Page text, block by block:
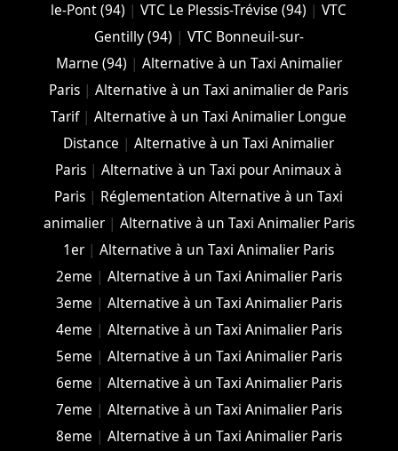
le-Pont (94) |VTC Le Plessis-Trévise (94) |VTC
Gentilly (94) | VTC Bonneuil-sur-
Marne (94) | Alternative à un Taxi Animalier
Paris |Alternative à un Taxi animalier de Paris
Tarif|Alternative à un Taxi Animalier Longue
Distance |Alternative à un Taxi Animalier
Paris |Alternative à un Taxi pour Animaux à
Paris | Réglementation Alternative à un Taxi
animalier| Alternative à un Taxi Animalier Paris
1er |Alternative à un Taxi Animalier Paris
2eme | Alternative à un Taxi Animalier Paris
3eme | Alternative à un Taxi Animalier Paris
4eme | Alternative à un Taxi Animalier Paris
5eme | Alternative à un Taxi Animalier Paris
6eme | Alternative à un Taxi Animalier Paris
7eme | Alternative à un Taxi Animalier Paris
8eme | Alternative à un Taxi Animalier Paris